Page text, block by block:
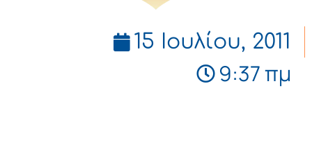
15 Ιουλίου, 2011
9:37 πμ